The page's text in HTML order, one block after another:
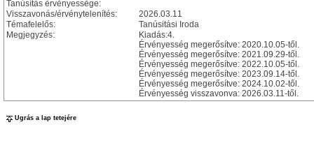
Tanúsítás érvényessége:
Visszavonás/érvénytelenítés:
2026.03.11
Témafelelős:
Tanúsitási Iroda
Megjegyzés:
Kiadás:4.
Érvényesség megerősítve: 2020.10.05-től.
Érvényesség megerősítve: 2021.09.29-től.
Érvényesség megerősítve: 2022.10.05-től.
Érvényesség megerősítve: 2023.09.14-től.
Érvényesség megerősítve: 2024.10.02-től.
Érvényesség visszavonva: 2026.03.11-től.
Ugrás a lap tetejére